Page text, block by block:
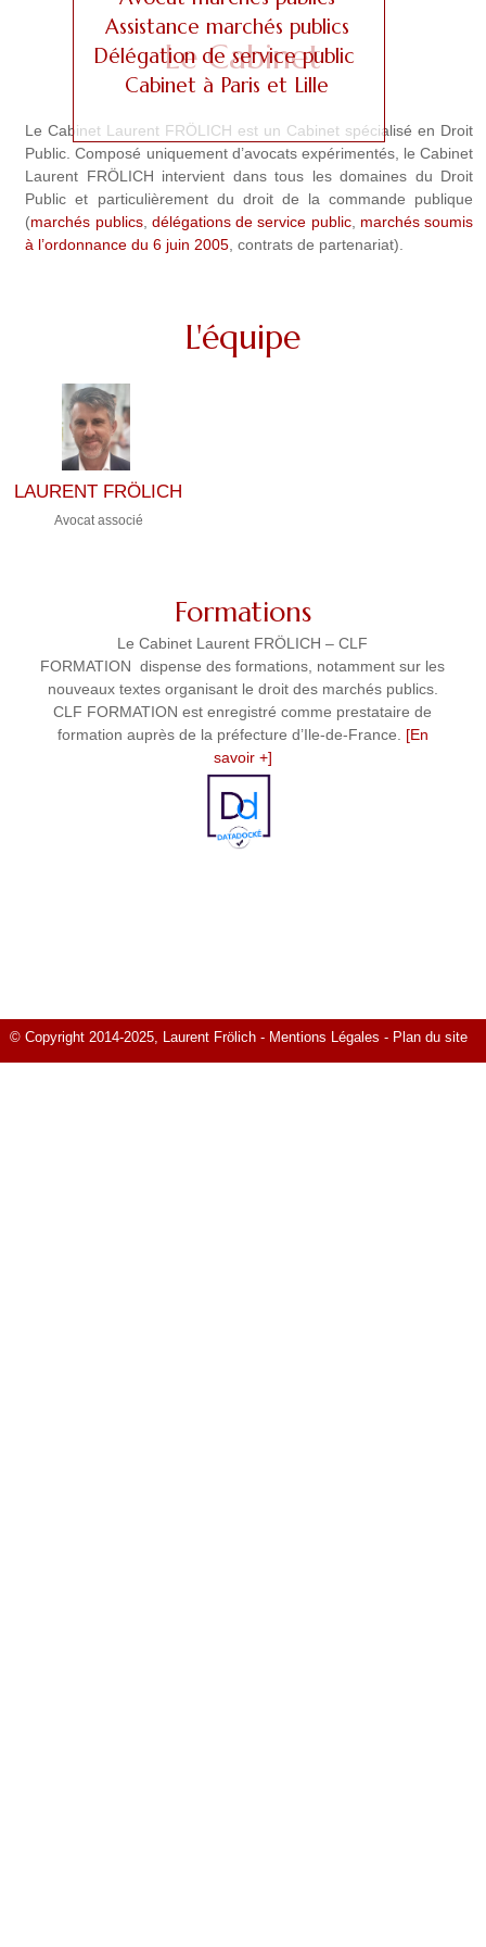
Assistance marchés publics
Délégation de service public
Cabinet à Paris et Lille
Le Cabinet
Le Cabinet Laurent FRÖLICH est un Cabinet spécialisé en Droit
Public. Composé uniquement d’avocats expérimentés, le Cabinet
Laurent FRÖLICH intervient dans tous les domaines du Droit
Public et particulièrement du droit de la commande publique
(marchés publics, délégations de service public, marchés soumis
à l’ordonnance du 6 juin 2005 , contrats de partenariat).
L'équipe
LAURENT FRÖLICH
Avocat associé
Formations
Le Cabinet Laurent FRÖLICH – CLF
FORMATION dispense des formations, notamment sur les
nouveaux textes organisant le droit des marchés publics.
CLF FORMATION est enregistré comme prestataire de
formation auprès de la préfecture d’Ile-de-France.
[En
savoir +]
© Copyright 2014-2025, Laurent Frölich - Mentions Légales - Plan du site